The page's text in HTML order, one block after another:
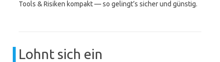
Tools & Risiken kompakt — so gelingt’s sicher und günstig.
Lohnt sich ein